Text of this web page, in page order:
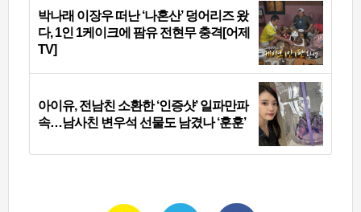
박나래 이장우 떠난 ‘나혼산’ 덩어리즈 왔
다, 1인 1케이크에 팜유 전현무 충격[어제
TV]
아이유, 전남친 소환한 ‘인증샷’ 일파만파
속…남사친 변우석 선물도 남겼나 ‘훈훈’